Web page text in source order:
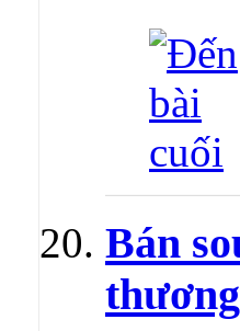
Bán